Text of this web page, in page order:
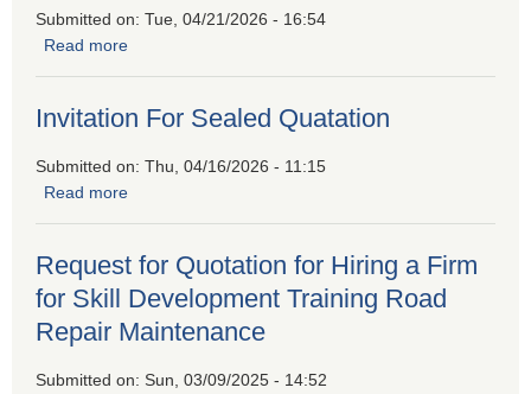
Submitted on: Tue, 04/21/2026 - 16:54
Read more
Invitation For Sealed Quatation
Submitted on: Thu, 04/16/2026 - 11:15
Read more
Request for Quotation for Hiring a Firm
for Skill Development Training Road
Repair Maintenance
Submitted on: Sun, 03/09/2025 - 14:52